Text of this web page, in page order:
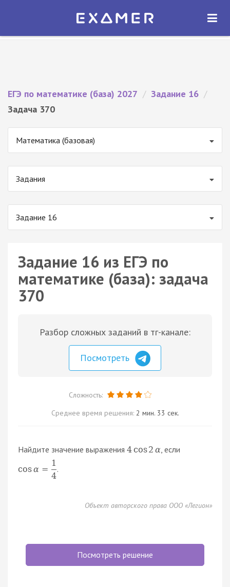
Экзамер — ЕГЭ 2027
ОТКРЫТЬ
ЕГЭ по математике (база) 2027 / Задание 16 /
Задача 370
Математика (базовая)
Задания
Задание 16
Задание 16 из ЕГЭ по
математике (база): задача
370
Разбор сложных заданий в тг-канале:
Посмотреть
Сложность:
Среднее время решения: 2 мин. 33 сек.
Найдите значение выражения 4cos2 α , если
cosα =
1
4
.
Объект авторского права ООО «Легион»
Посмотреть решение